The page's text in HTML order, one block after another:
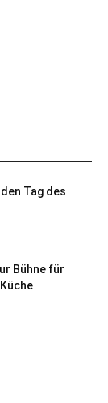
Tag des
Bühne für